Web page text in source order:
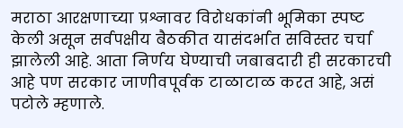
मराठा आरक्षणाच्या प्रश्नावर विरोधकांनी भूमिका स्पष्ट
केली असून सर्वपक्षीय बैठकीत यासंदर्भात सविस्तर चर्चा
झालेली आहे. आता निर्णय घेण्याची जबाबदारी ही सरकारची
आहे पण सरकार जाणीवपूर्वक टाळाटाळ करत आहे, असं
पटोले म्हणाले.